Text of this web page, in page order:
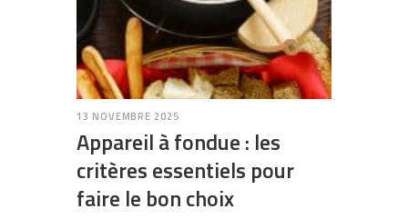
13 NOVEMBRE 2025
Appareil à fondue : les
critères essentiels pour
faire le bon choix